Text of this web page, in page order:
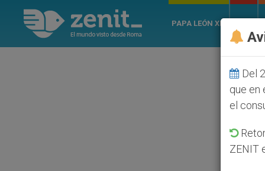
PAPA LEÓN XIV
Del
que en
el
ZENIT